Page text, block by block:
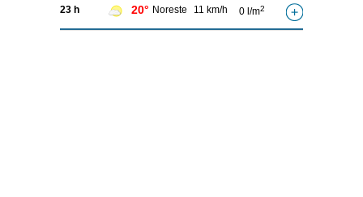
23 h 20° Noreste 11 km/h 0 l/m2